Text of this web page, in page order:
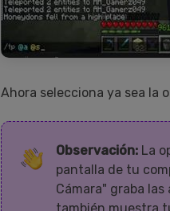
Ahora selecciona ya sea la
Observación:La
pantalla de tu
Cámara" graba
también muestra